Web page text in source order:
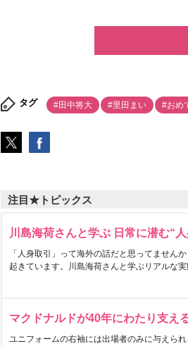
タグ #田中将大 #里田まい #おめ
注目★トピックス
川島海荷さんと学ぶ 日常に潜む“
「人身取引」って海外の話だと思ってません
起きています。川島海荷さんと学ぶリアルな
マクドナルドが40年にわたり支え
ユニフォームの右袖には出場者のみに与えら